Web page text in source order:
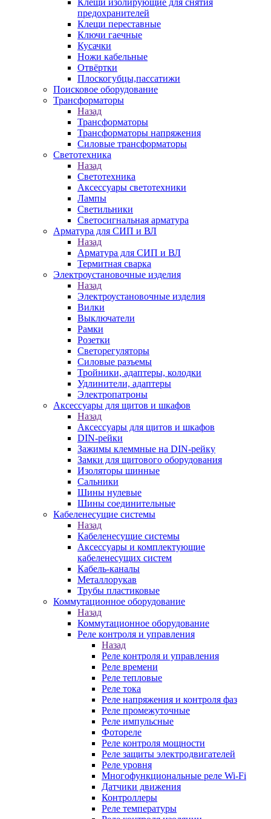
Клещи изолирующие для снятия
предохранителей
Клещи переставные
Ключи гаечные
Кусачки
Ножи кабельные
Отвёртки
Плоскогубцы,пассатижи
Поисковое оборудование
Трансформаторы
Назад
Трансформаторы
Трансформаторы напряжения
Силовые трансформаторы
Светотехника
Назад
Светотехника
Аксессуары светотехники
Лампы
Светильники
Светосигнальная арматура
Арматура для СИП и ВЛ
Назад
Арматура для СИП и ВЛ
Термитная сварка
Электроустановочные изделия
Назад
Электроустановочные изделия
Вилки
Выключатели
Рамки
Розетки
Светорегуляторы
Силовые разъемы
Тройники, адаптеры, колодки
Удлинители, адаптеры
Электропатроны
Аксессуары для щитов и шкафов
Назад
Аксессуары для щитов и шкафов
DIN-рейки
Зажимы клеммные на DIN-рейку
Замки для щитового оборудования
Изоляторы шинные
Сальники
Шины нулевые
Шины соединительные
Кабеленесущие системы
Назад
Кабеленесущие системы
Аксессуары и комплектующие
кабеленесущих систем
Кабель-каналы
Металлорукав
Трубы пластиковые
Коммутационное оборудование
Назад
Коммутационное оборудование
Реле контроля и управления
Назад
Реле контроля и управления
Реле времени
Реле тепловые
Реле тока
Реле напряжения и контроля фаз
Реле промежуточные
Реле импульсные
Фотореле
Реле контроля мощности
Реле защиты электродвигателей
Реле уровня
Многофункциональные реле Wi-Fi
Датчики движения
Контроллеры
Реле температуры